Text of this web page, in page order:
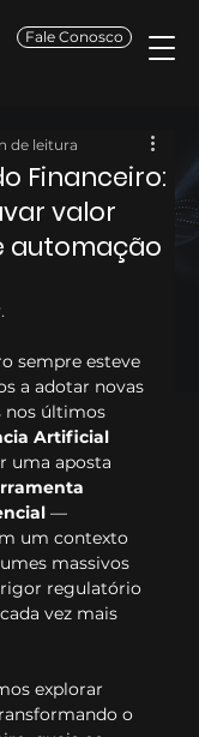
Fale Conosco
Financeiro:
valor
automação
de leitura
sempre esteve
a adotar novas
nos últimos
Artificial
uma aposta
—
um contexto
massivos
regulatório
vez mais
explorar
o